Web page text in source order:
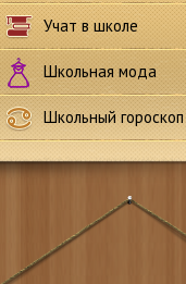
Учат в школе
Школьная мода
Школьный гороскоп